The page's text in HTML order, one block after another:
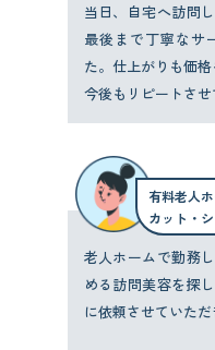
当日、自宅へ訪問
最後まで丁寧なサ
た。仕上がりも価格
今後もリピートさせ
有料老人
カット・
老人ホームで勤務
める訪問美容を探
に依頼させていただ